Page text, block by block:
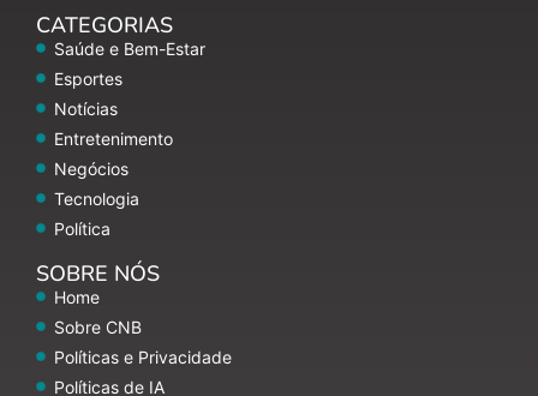
CATEGORIAS
Saúde e Bem-Estar
Esportes
Notícias
Entretenimento
Negócios
Tecnologia
Política
SOBRE NÓS
Home
Sobre CNB
Políticas e Privacidade
Políticas de IA